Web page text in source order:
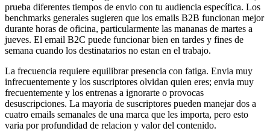
prueba diferentes tiempos de envio con tu audiencia específica. Los
benchmarks generales sugieren que los emails B2B funcionan mejor
durante horas de oficina, particularmente las mananas de martes a
jueves. El email B2C puede funcionar bien en tardes y fines de
semana cuando los destinatarios no estan en el trabajo.
La frecuencia requiere equilibrar presencia con fatiga. Envia muy
infrecuentemente y los suscriptores olvidan quien eres; envia muy
frecuentemente y los entrenas a ignorarte o provocas
desuscripciones. La mayoria de suscriptores pueden manejar dos a
cuatro emails semanales de una marca que les importa, pero esto
varia por profundidad de relacion y valor del contenido.